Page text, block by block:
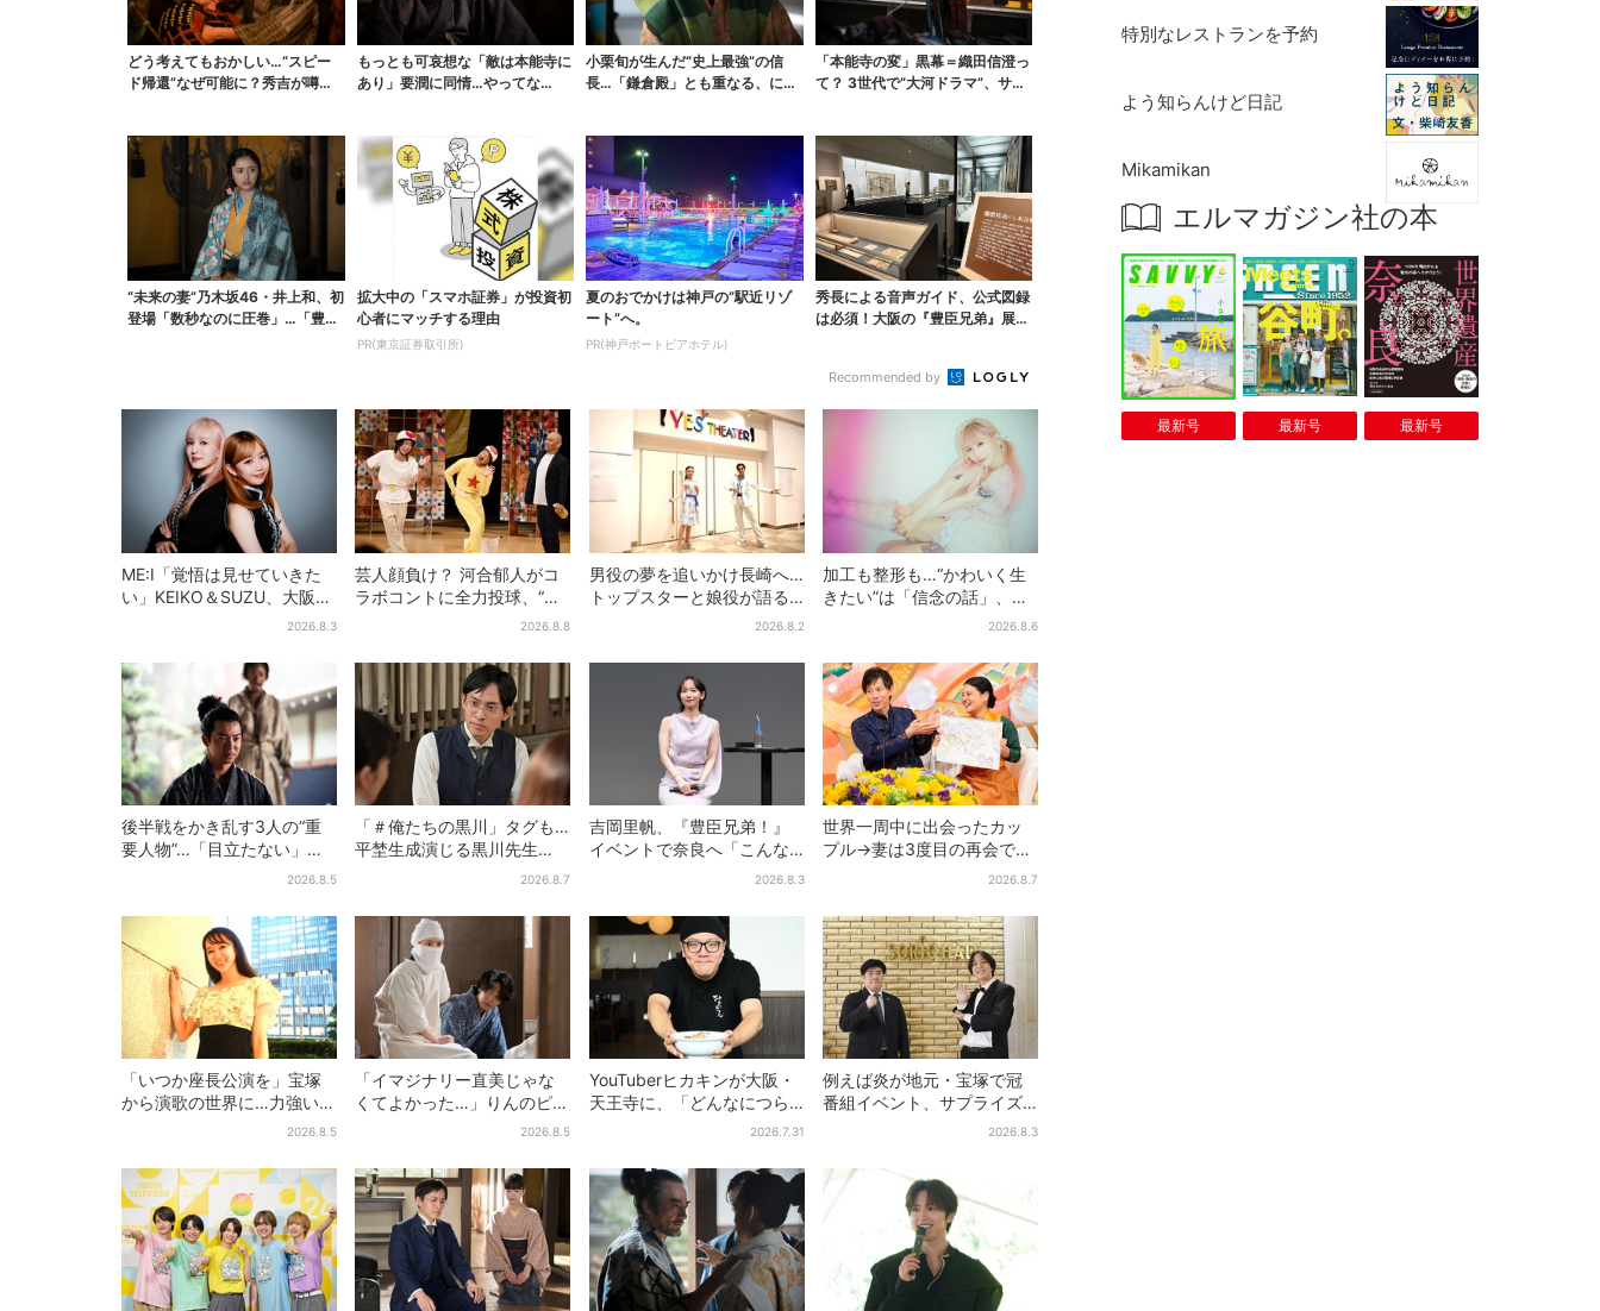
どう考えてもおかしい…“スピー
ド帰還”なぜ可能に？秀吉が噂し
もっとも可哀想な「敵は本能寺に
あり」要潤に同情…やってな
小栗旬が生んだ“史上最強”の信
長…「鎌倉殿」とも重なる、にじ
「本能寺の変」黒幕＝織田信澄っ
て？ 3世代で“大河ドラマ”、サラ
“未来の妻”乃木坂46・井上和、初
登場「数秒なのに圧巻」…「豊臣
拡大中の「スマホ証券」が投資初
心者にマッチする理由
PR(東京証券取引所)
夏のおでかけは神戸の”駅近リゾ
ート”へ。
PR(神戸ポートピアホテル)
秀長による音声ガイド、公式図録
は必須！大阪の『豊臣兄弟』展
Recommended by
ME:I「覚悟は見せていきた
い」KEIKO＆SUZU、大阪で
語る…“日プ女子”からの3年
2026.8.3
芸人顔負け？ 河合郁人がコ
ラボコントに全力投球、“芸
人も恥ずかしくてやらな2026.8.8
男役の夢を追いかけ長崎へ…
トップスターと娘役が語る
「ハウステンボス歌劇団」
2026.8.2
加工も整形も…“かわいく生
きたい”は「信念の話」、大
森靖子が新作に込めた思い
2026.8.6
後半戦をかき乱す3人の“重
要人物”…「目立たない」主
人公・仲野太賀も、モブキ
2026.8.5
「＃俺たちの黒川」タグも…
平埜生成演じる黒川先生
の“退場”にSNS悲鳴「もっと
2026.8.7
吉岡里帆、『豊臣兄弟！』
イベントで奈良へ「こんな
に楽しんでもらえてうれし
2026.8.3
世界一周中に出会ったカッ
プル→妻は3度目の再会で
「夫の顔の良さを認識」ジ
2026.8.7
「いつか座長公演を」宝塚
から演歌の世界に…力強いコ
ブシで聴かせる有沙瞳の目
2026.8.5
「イマジナリー直美じゃな
くてよかった…」りんのピン
チに駆けつける直美、ベス
喜
2026.8.5
YouTuberヒカキンが大阪・
天王寺に、「どんなにつら
い時でも…」ラーメン愛＆兄
2026.7.31
例えば炎が地元・宝塚で冠
番組イベント、サプライズ
に会場騒然「まさか本人が
2026.8.3
特別なレストランを予約
よう知らんけど日記
Mikamikan
エルマガジン社の本
最新号 最新号 最新号